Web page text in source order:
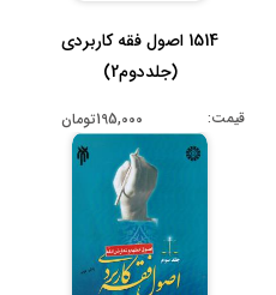
1514 اصول فقه کاربردی
(جلددوم2)
قیمت: 195,000تومان